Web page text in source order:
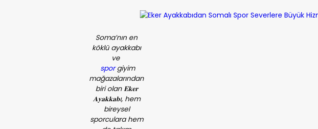
Soma’nın en
köklü ayakkabı
ve
sporgiyim
mağazalarından
biri olan 𝐄𝐤𝐞𝐫
𝐀𝐲𝐚𝐤𝐤𝐚𝐛ı, hem
bireysel
sporculara hem